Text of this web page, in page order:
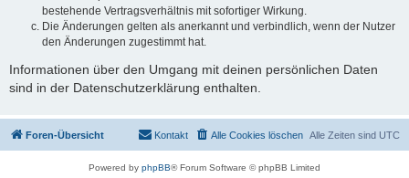
bestehende Vertragsverhältnis mit sofortiger Wirkung.
Die Änderungen gelten als anerkannt und verbindlich, wenn der Nutzer
den Änderungen zugestimmt hat.
Informationen über den Umgang mit deinen persönlichen Daten
sind in der Datenschutzerklärung enthalten.
Foren-Übersicht Alle Zeiten sind UTC
Alle Cookies löschen
Kontakt
Powered by phpBB® Forum Software © phpBB Limited